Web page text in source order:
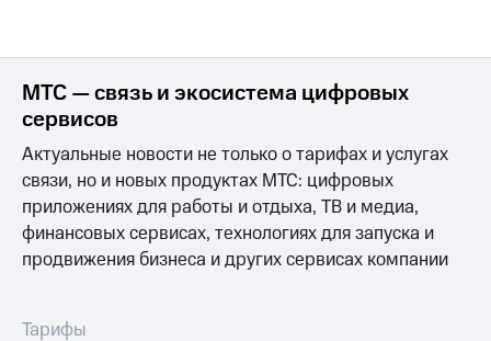
МТС — связь и экосистема цифровых
сервисов
Актуальные новости не только о тарифах и услугах
связи, но и новых продуктах МТС: цифровых
приложениях для работы и отдыха, ТВ и медиа,
финансовых сервисах, технологиях для запуска и
продвижения бизнеса и других сервисах компании
Тарифы